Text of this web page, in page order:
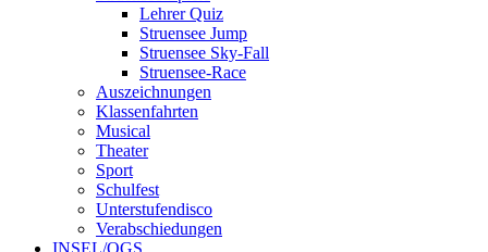
Lehrer Quiz
Struensee Jump
Struensee Sky-Fall
Struensee-Race
Auszeichnungen
Klassenfahrten
Musical
Theater
Sport
Schulfest
Unterstufendisco
Verabschiedungen
INSEL/OGS